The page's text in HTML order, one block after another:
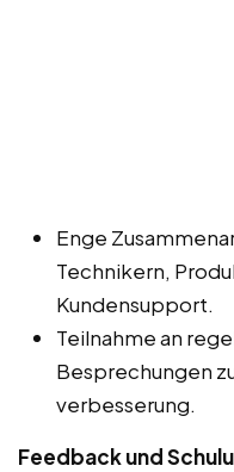
Enge
Technikern,
Kundensupport.
Teilnahme an
Besprechungen
verbesserung.
Feedback und